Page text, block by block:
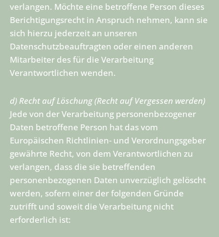
verlangen. Möchte eine betroffene Person dieses
Berichtigungsrecht in Anspruch nehmen, kann sie
sich hierzu jederzeit an unseren
Datenschutzbeauftragten oder einen anderen
Mitarbeiter des für die Verarbeitung
Verantwortlichen wenden.
d) Recht auf Löschung (Recht auf Vergessen werden)
Jede von der Verarbeitung personenbezogener
Daten betroffene Person hat das vom
Europäischen Richtlinien- und Verordnungsgeber
gewährte Recht, von dem Verantwortlichen zu
verlangen, dass die sie betreffenden
personenbezogenen Daten unverzüglich gelöscht
werden, sofern einer der folgenden Gründe
zutrifft und soweit die Verarbeitung nicht
erforderlich ist: